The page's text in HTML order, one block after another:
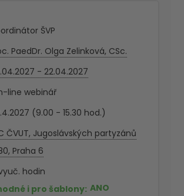
ŠVP
PaedDr. Olga Zelinková, CSc.
- 22.04.2027
line webinář
(9.00 - 15.30 hod.)
ČVUT, Jugoslávských partyzánů
Praha 6
i pro šablony ANO